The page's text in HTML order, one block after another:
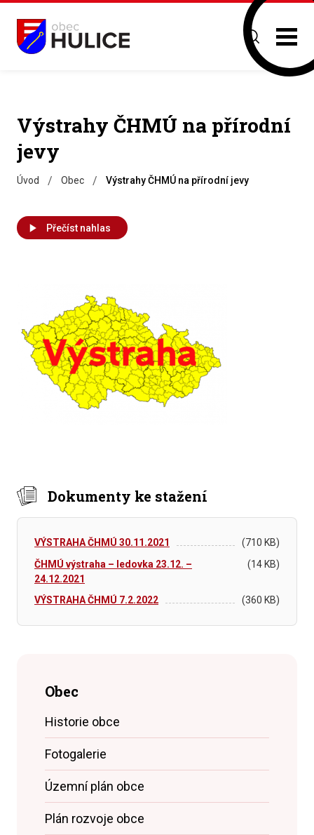
Výstrahy ČHMÚ na přírodní
jevy
Úvod / Obec / Výstrahy ČHMÚ na přírodní jevy
Přečíst nahlas
Dokumenty ke stažení
VÝSTRAHA ČHMÚ 30.11.2021
(710 KB)
ČHMÚ výstraha – ledovka 23.12. –
24.12.2021
(14 KB)
VÝSTRAHA ČHMÚ 7.2.2022 (360 KB)
Obec
Historie obce
Fotogalerie
Územní plán obce
Plán rozvoje obce